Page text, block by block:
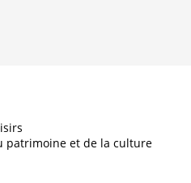
patrimoine et de la culture